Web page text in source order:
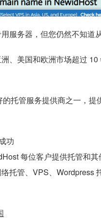
服务器，但您仍然不知
、美国和欧洲市场超过 10
托管服务提供商之一，
功
每位客户提供托管和
托管、VPS、Wordpress